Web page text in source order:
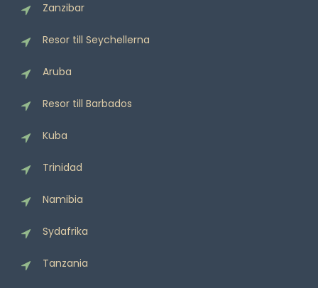
Zanzibar
Resor till Seychellerna
Aruba
Resor till Barbados
Kuba
Trinidad
Namibia
Sydafrika
Tanzania